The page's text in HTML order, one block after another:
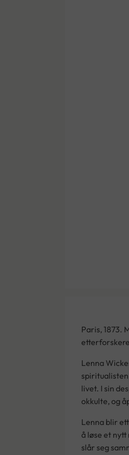
Paris, 1873.
Lenna
livet. I sin
okkulte, og
Lenna blir
å løse et
slår seg